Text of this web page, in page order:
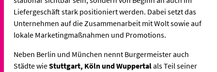
Liefergeschäft stark positioniert werden. Dabei setzt das
Unternehmen auf die Zusammenarbeit mit Wolt sowie auf
lokale Marketingmaßnahmen und Promotions.
Neben Berlin und München nennt Burgermeister auch
Städte wieStuttgart, Köln und Wuppertalals Teil seiner